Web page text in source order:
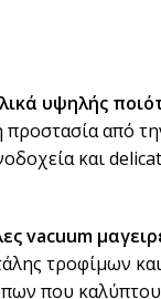
υψηλής
από
και
vacuum
τροφίμων
που